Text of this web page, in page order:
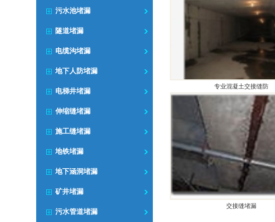
污水池堵漏
隧道堵漏
电缆沟堵漏
地下人防堵漏
电梯井堵漏
伸缩缝堵漏
施工缝堵漏
地铁堵漏
地下涵洞堵漏
矿井堵漏
污水管道堵漏
专业混凝土交接缝防
交接缝堵漏